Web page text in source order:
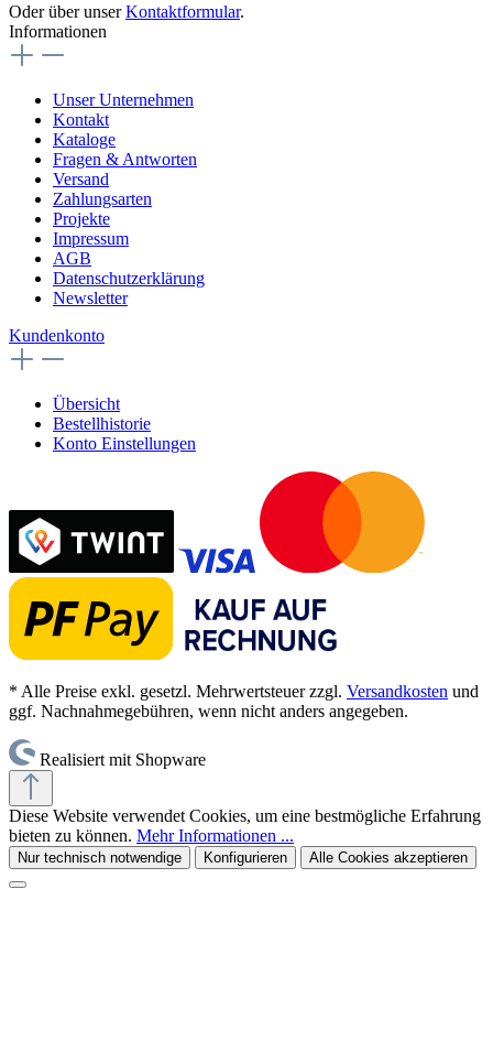
Oder über unserKontaktformular.
Informationen
Unser Unternehmen
Kontakt
Kataloge
Fragen & Antworten
Versand
Zahlungsarten
Projekte
Impressum
AGB
Datenschutzerklärung
Newsletter
Kundenkonto
Übersicht
Bestellhistorie
Konto Einstellungen
* Alle Preise exkl. gesetzl. Mehrwertsteuer zzgl. Versandkosten und
ggf. Nachnahmegebühren, wenn nicht anders angegeben.
Realisiert mit Shopware
Diese Website verwendet Cookies, um eine bestmögliche Erfahrung
bieten zu können. Mehr Informationen ...
Nur technisch notwendige Konfigurieren Alle Cookies akzeptieren